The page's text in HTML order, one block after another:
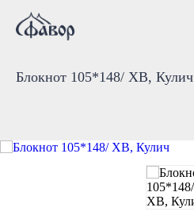
Блокнот 105*148/ ХВ, Кулич